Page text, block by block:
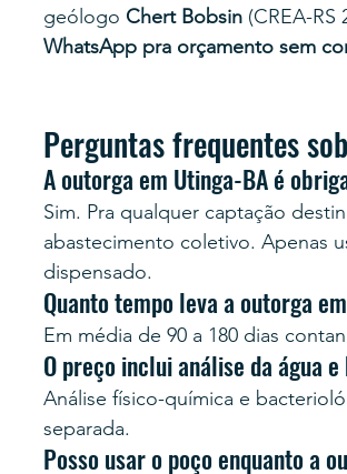
geólogo Chert Bobsin (CREA-RS
WhatsApp pra orçamento sem
Perguntas frequentes
A outorga em Utinga-BA é
Sim. Pra qualquer captação
abastecimento coletivo. Apenas
dispensado.
Quanto tempo leva a outorga
Em média de 90 a 180 dias
O preço inclui análise da água
Análise físico-química e
separada.
Posso usar o poço enquanto a